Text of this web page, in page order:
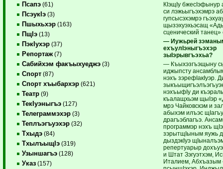
Псапэ (61)
ПсэукIэ (3)
Пшыхьхэр (163)
ПщIэ (13)
ПэкIухэр (37)
Репортаж (7)
Сабийхэм факъыхуеджэ (3)
Спорт (87)
Спорт хъыбархэр (621)
Театр (9)
ТекIуэныгъэ (127)
Телеграммэхэр (3)
Теплъэгъуэхэр (32)
Тхыдэ (84)
ТхылъыщIэ (319)
Узыншагъэ (128)
Указ (157)
КIэщIу бжесIэфынур
си лэжьыгъэхэмрэ
гупсысэхэмрэ
щызэхуэхьэсащ
сценический
— Иужьрей
ехъулIэныгъэхэр
зыIэрывгъэхьа?
— Къыхэзгъэщыну
иджыпсту
нэхъ зэрефIакIуэр.
нэхъыфIу ди
къалащхьэм щыIэр
мрэ Чайковскэм и
абыхэм илъэс
драгъэблагъэ.
программэр нэхъ
зэрытщIыным яужь
дыздэкIуэ
репертуарыр
и Штат Зэгуэтхэм,
Италием,